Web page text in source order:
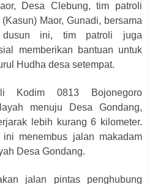
Desa Clebung, tim patroli
Maor, Gunadi, bersama
ini, tim patroli juga
memberikan bantuan untuk
Hudha desa setempat.
Kodim 0813 Bojonegoro
menuju Desa Gondang,
lebih kurang 6 kilometer.
menembus jalan makadam
Desa Gondang.
jalan pintas penghubung